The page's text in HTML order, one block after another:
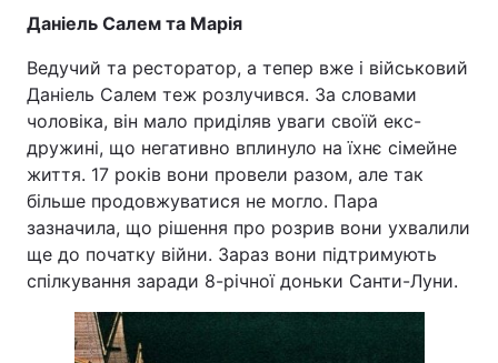
Даніель Салем та Марія
Ведучий та ресторатор, а тепер вже і військовий
Даніель Салем теж розлучився. За словами
чоловіка, він мало приділяв уваги своїй екс-
дружині, що негативно вплинуло на їхнє сімейне
життя. 17 років вони провели разом, але так
більше продовжуватися не могло. Пара
зазначила, що рішення про розрив вони ухвалили
ще до початку війни. Зараз вони підтримують
спілкування заради 8-річної доньки Санти-Луни.